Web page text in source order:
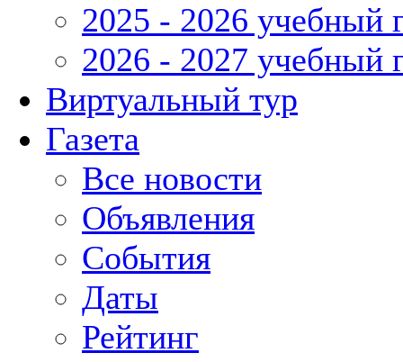
2025 - 2026 учебный
2026 - 2027 учебный
Виртуальный тур
Газета
Все новости
Объявления
События
Даты
Рейтинг